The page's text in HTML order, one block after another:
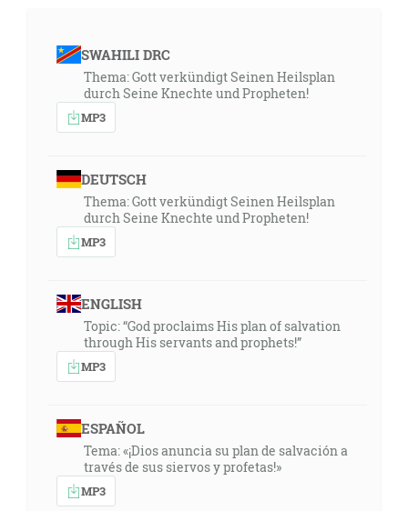
SWAHILI DRC
Thema: Gott verkündigt Seinen Heilsplan
durch Seine Knechte und Propheten!
MP3
DEUTSCH
Thema: Gott verkündigt Seinen Heilsplan
durch Seine Knechte und Propheten!
MP3
ENGLISH
Topic: “God proclaims His plan of salvation
through His servants and prophets!”
MP3
ESPAÑOL
Tema: «¡Dios anuncia su plan de salvación a
través de sus siervos y profetas!»
MP3